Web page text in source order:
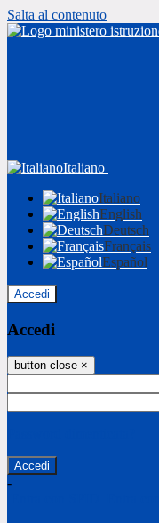
Salta al contenuto
Italiano
Italiano
English
Deutsch
Français
Español
Accedi
Accedi
button close ×
-